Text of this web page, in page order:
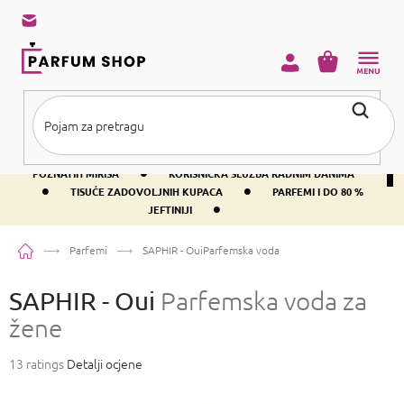
sadržaj
BESPLATNA DOSTAVA IZNAD PRIBLIŽNO 37 € •
400+ SVJETSKI
POZNATIH MIRISA
• KORISNIČKA SLUŽBA RADNIM DANIMA
• TISUĆE ZADOVOLJNIH KUPACA •
PARFEMI I DO 80 %
JEFTINIJI
•
KOŠARICA
PočetnaParfemi SAPHIR - OuiParfemska voda za žene
SAPHIR - Oui Parfemska voda za
žene
Prosječna
13 ratings Detalji ocjene